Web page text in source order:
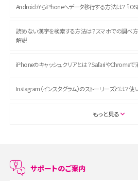
AndroidからiPhoneへデータ移行する方法は？「
読めない漢字を検索する方法は？スマホでの調べ
解説
iPhoneのキャッシュクリアとは？SafariやChrome
Instagram（インスタグラム）のストーリーズとは？
ASMRとは？初心者向けの代表ジャンルや楽しみ方
LINEで友だちを削除する方法は？方法ごとの影響や
もっと見る
サポートのご案内